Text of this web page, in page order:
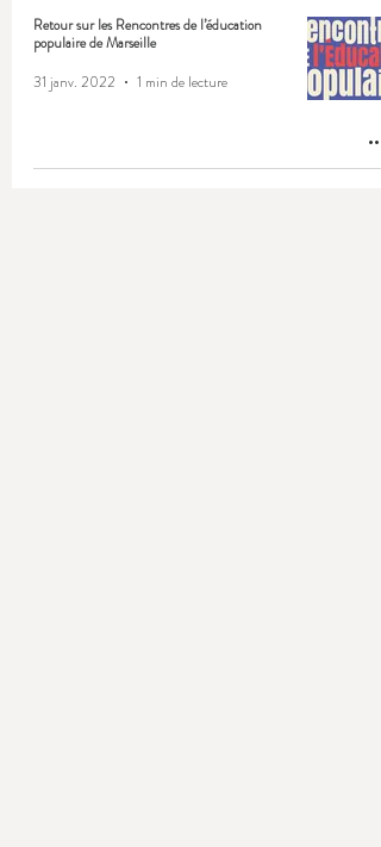
Retour sur les Rencontres de l’éducation
populaire de Marseille
31 janv. 2022
1 min de lecture